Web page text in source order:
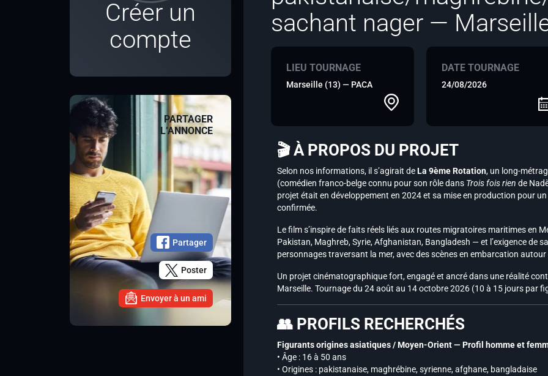
Créer un
compte
PARTAGER
L’ANNONCE
Partager
Poster
Envoyer à un ami
sachant nager —
LIEU TOURNAGE
Marseille (13) — PACA
DATE TOURNAGE
24/08/2026
🎬 À PROPOS DU PROJET
Selon nos informations, il s’agirait deLa 9ème Rotation, un long-
(comédien franco-belge connu pour son rôle dans Trois fois rien de
projet était en développement en 2024 et sa mise en production pour
confirmée.
Le film s’inspire de faits réels liés aux routes migratoires maritimes en
Pakistan, Maghreb, Syrie, Afghanistan, Bangladesh — et l’exigence de
personnages traversant la mer, avec des scènes en embarcation autour
Un projet cinématographique fort, engagé et ancré dans une réalité
Marseille. Tournage du 24 août au 14 octobre 2026 (10 à 15 jours par
👥 PROFILS RECHERCHÉS
Figurants origines asiatiques / Moyen-Orient — Profil homme et
• Âge : 16 à 50 ans
• Origines : pakistanaise, maghrébine, syrienne, afghane, bangladaise